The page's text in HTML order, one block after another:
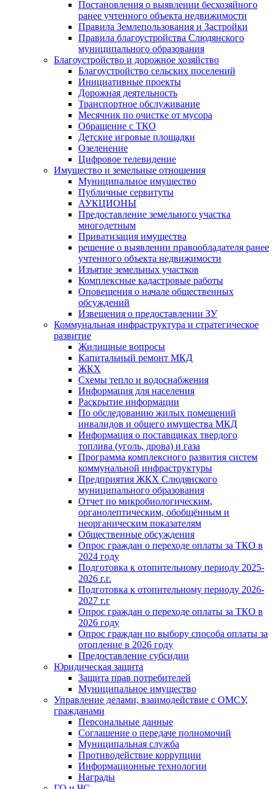
Постановления о выявлении бесхозяйного
ранее учтенного объекта недвижимости
Правила Землепользования и Застройки
Правила благоустройства Слюдянского
муниципального образования
Благоустройство и дорожное хозяйство
Благоустройство сельских поселений
Инициативные проекты
Дорожная деятельность
Транспортное обслуживание
Месячник по очистке от мусора
Обращение с ТКО
Детские игровые площадки
Озеленение
Цифровое телевидение
Имущество и земельные отношения
Муниципальное имущество
Публичные сервитуты
АУКЦИОНЫ
Предоставление земельного участка
многодетным
Приватизация имущества
решение о выявлении правообладателя ранее
учтенного объекта недвижимости
Изъятие земельных участков
Комплексные кадастровые работы
Оповещения о начале общественных
обсуждений
Извещения о предоставлении ЗУ
Коммунальная инфраструктура и стратегическое
развитие
Жилищные вопросы
Капитальный ремонт МКД
ЖКХ
Схемы тепло и водоснабжения
Информация для населения
Раскрытие информации
По обследованию жилых помещений
инвалидов и общего имущества МКД
Информация о поставщиках твердого
топлива (уголь, дрова) и газа
Программа комплексного развития систем
коммунальной инфраструктуры
Предприятия ЖКХ Слюдянского
муниципального образования
Отчет по микробиологическим,
органолептическим, обобщённым и
неорганическим показателям
Общественные обсуждения
Опрос граждан о переходе оплаты за ТКО в
2024 году
Подготовка к отопительному периоду 2025-
2026 г.г.
Подготовка к отопительному периоду 2026-
2027 г.г
Опрос граждан о переходе оплаты за ТКО в
2026 году
Опрос граждан по выбору способа оплаты за
отопление в 2026 году
Предоставление субсидии
Юридическая защита
Защита прав потребителей
Муниципальное имущество
Управление делами, взаимодействие с ОМСУ,
гражданами
Персональные данные
Соглашение о передаче полномочий
Муниципальная служба
Противодействие коррупции
Информационные технологии
Награды